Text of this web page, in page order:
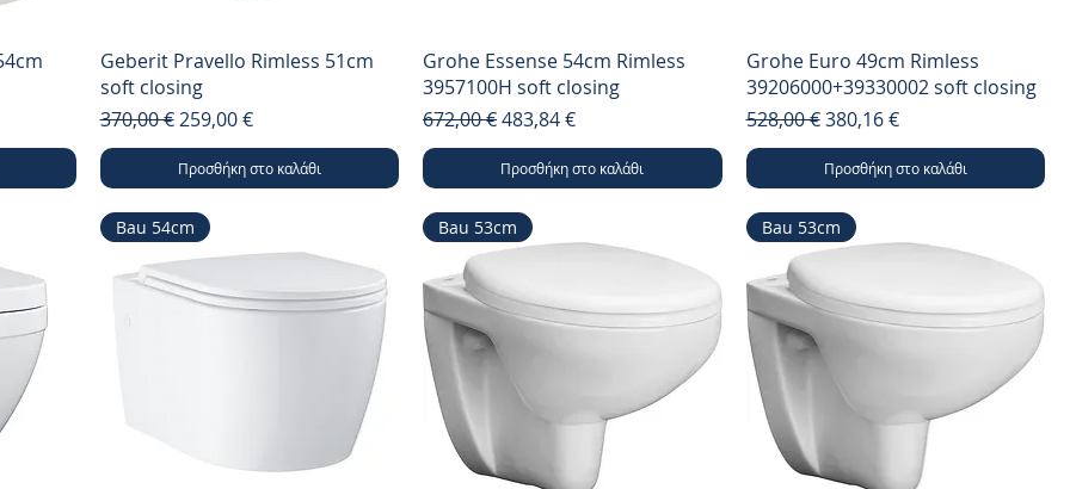
Geberit Pravello Rimless 51cm
soft closing
Κανονική τιμή
370,00 € Τιμή Έκπτωσης
259,00 €
Προσθήκη στο καλάθι
Grohe Essense 54cm Rimless
3957100H soft closing
Κανονική τιμή
672,00 €Τιμή Έκπτωσης
483,84 €
Προσθήκη στο καλάθι
Grohe Euro 49cm Rimless
39206000+39330002 soft closing
Κανονική τιμή
528,00 € Τιμή Έκπτωσης
380,16 €
Προσθήκη στο καλάθι
Bau 54cm Bau 53cm Bau 53cm